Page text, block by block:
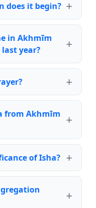
does it begin?
in Akhmīm
year?
from Akhmīm
of Isha?